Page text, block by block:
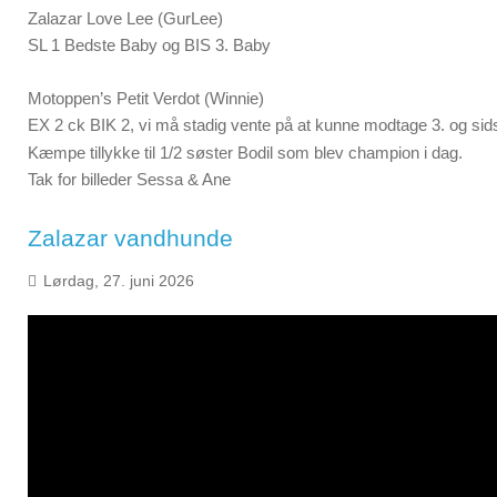
Zalazar Love Lee (GurLee)
SL 1 Bedste Baby og BIS 3. Baby
Motoppen’s Petit Verdot (Winnie)
EX 2 ck BIK 2, vi må stadig vente på at kunne modtage 3. og
Kæmpe tillykke til 1/2 søster Bodil som blev champion i dag.
Tak for billeder Sessa & Ane
Zalazar vandhunde
Lørdag, 27. juni 2026